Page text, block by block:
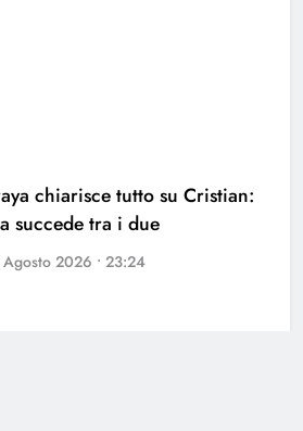
chiarisce tutto su Cristian:
succede tra i due
Agosto 2026 • 23:24